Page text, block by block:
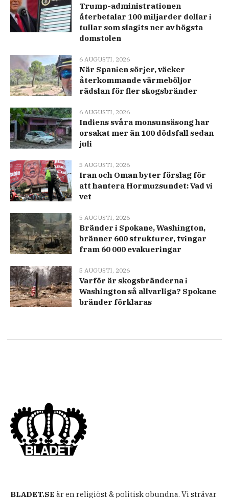
Trump-administrationen
återbetalar 100 miljarder dollar i
tullar som slagits ner av högsta
domstolen
6 AUGUSTI, 2026
När Spanien sörjer, väcker
återkommande värmeböljor
rädslan för fler skogsbränder
6 AUGUSTI, 2026
Indiens svåra monsunsäsong har
orsakat mer än 100 dödsfall sedan
juli
5 AUGUSTI, 2026
Iran och Oman byter förslag för
att hantera Hormuzsundet: Vad vi
vet
5 AUGUSTI, 2026
Bränder i Spokane, Washington,
bränner 600 strukturer, tvingar
fram 60 000 evakueringar
5 AUGUSTI, 2026
Varför är skogsbränderna i
Washington så allvarliga? Spokane
bränder förklaras
BLADET.SE är en religiöst & politisk obundna. Vi strävar